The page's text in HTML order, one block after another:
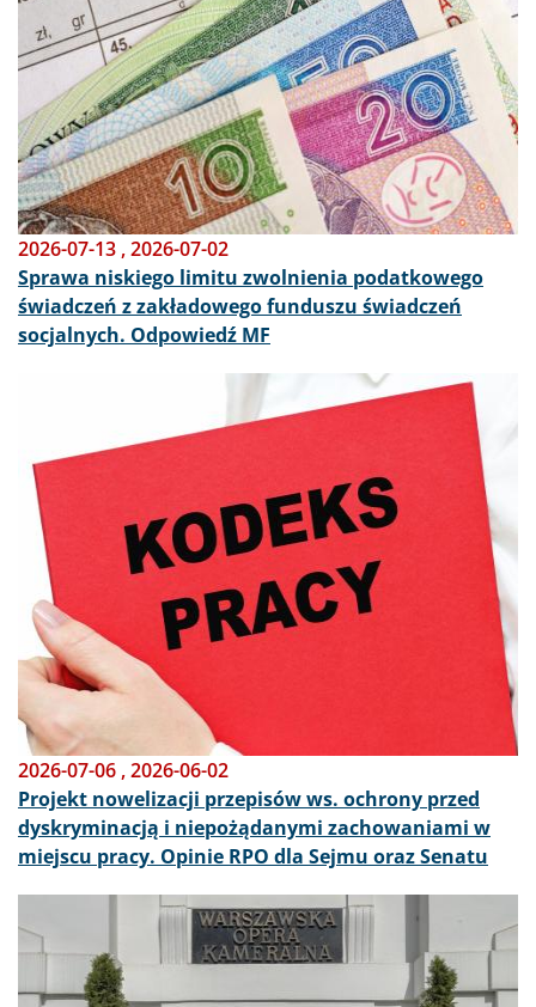
2026-07-13 ,2026-07-02
Sprawa niskiego limitu zwolnienia podatkowego
świadczeń z zakładowego funduszu świadczeń
socjalnych. Odpowiedź MF
2026-07-06 ,2026-06-02
Projekt nowelizacji przepisów ws. ochrony przed
dyskryminacją i niepożądanymi zachowaniami w
miejscu pracy. Opinie RPO dla Sejmu oraz Senatu